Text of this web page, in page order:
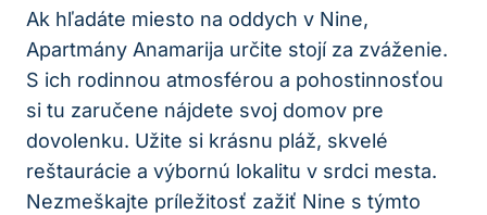
Ak hľadáte miesto na oddych v Nine,
Apartmány Anamarija určite stojí za zváženie.
S ich rodinnou atmosférou a pohostinnosťou
si tu zaručene nájdete svoj domov pre
dovolenku. Užite si krásnu pláž, skvelé
reštaurácie a výbornú lokalitu v srdci mesta.
Nezmeškajte príležitosť zažiť Nine s týmto